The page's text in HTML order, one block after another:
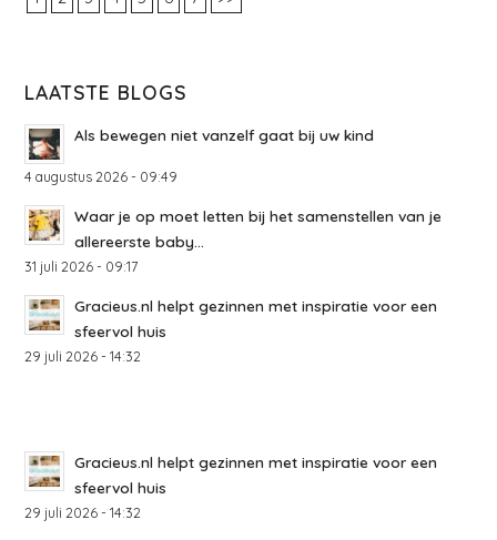
LAATSTE BLOGS
Als bewegen niet vanzelf gaat bij uw kind
4 augustus 2026 - 09:49
Waar je op moet letten bij het samenstellen van je
allereerste baby...
31 juli 2026 - 09:17
Gracieus.nl helpt gezinnen met inspiratie voor een
sfeervol huis
29 juli 2026 - 14:32
Gracieus.nl helpt gezinnen met inspiratie voor een
sfeervol huis
29 juli 2026 - 14:32